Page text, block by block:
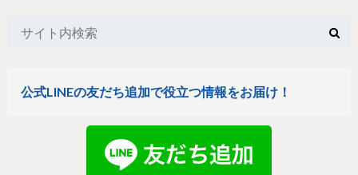
公式LINEの友だち追加で役立つ情報をお届け！